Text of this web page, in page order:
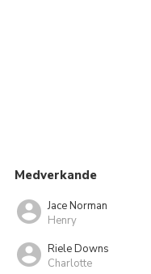
Medverkande
Jace Norman
Henry
Riele Downs
Charlotte